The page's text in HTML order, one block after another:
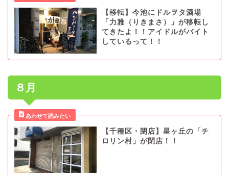
【移転】今池にドルヲタ酒場
「力雅（りきまさ）」が移転し
てきたよ！！アイドルがバイト
しているって！！
８月
【千種区・閉店】星ヶ丘の「チ
ロリン村」が閉店！！